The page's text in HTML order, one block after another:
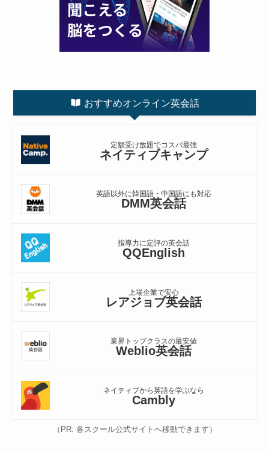
おすすめオンライン英会話
定額受け放題でコスパ最強
ネイティブキャンプ
英語以外に韓国語・中国語にも対応
DMM英会話
指導力に定評の英会話
QQEnglish
上場企業で安心
レアジョブ英会話
業界トップクラスの最安値
Weblio英会話
ネイティブから英語を学ぶなら
Cambly
（PR: 各スクール公式サイトへ移動できます）